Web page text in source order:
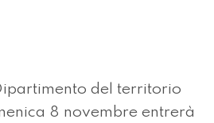
del territorio
8 novembre entrerà